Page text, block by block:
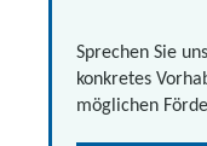
Sprechen Sie
konkretes
möglichen